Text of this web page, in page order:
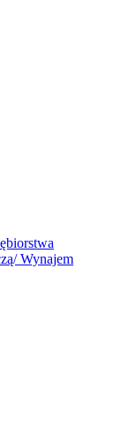
Wynajem